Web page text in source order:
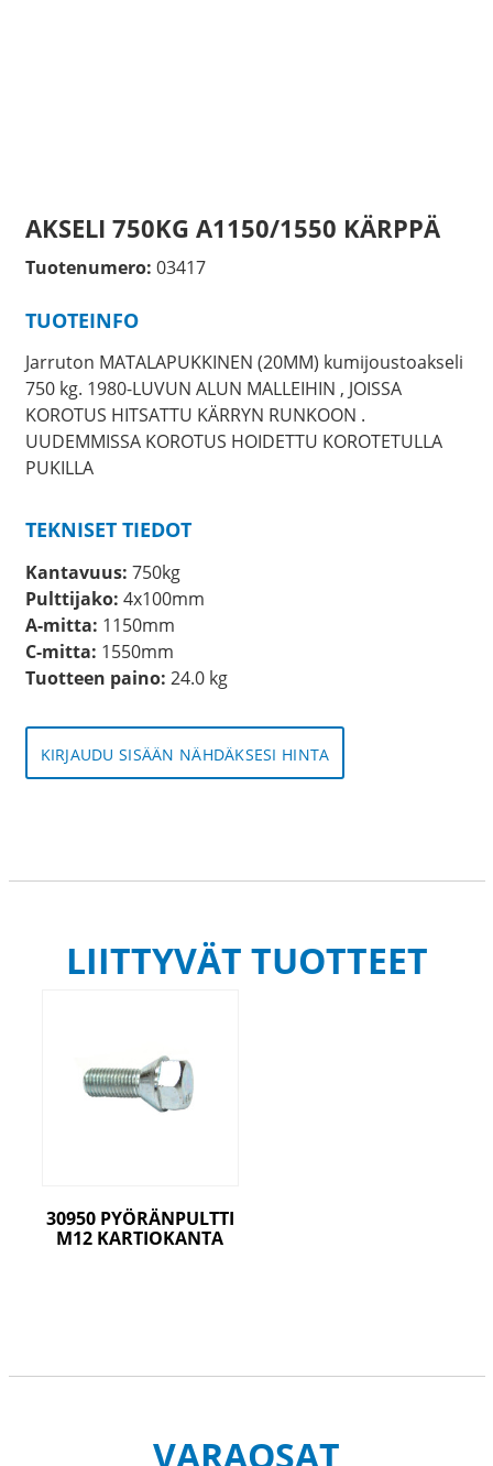
AKSELI 750KG A1150/1550 KÄRPPÄ
Tuotenumero: 03417
TUOTEINFO
Jarruton MATALAPUKKINEN (20MM) kumijoustoakseli
750 kg. 1980-LUVUN ALUN MALLEIHIN , JOISSA
KOROTUS HITSATTU KÄRRYN RUNKOON .
UUDEMMISSA KOROTUS HOIDETTU KOROTETULLA
PUKILLA
TEKNISET TIEDOT
Kantavuus: 750kg
Pulttijako: 4x100mm
A-mitta: 1150mm
C-mitta: 1550mm
Tuotteen paino: 24.0 kg
KIRJAUDU SISÄÄN NÄHDÄKSESI HINTA
LIITTYVÄT TUOTTEET
30950 PYÖRÄNPULTTI
M12 KARTIOKANTA
VARAOSAT